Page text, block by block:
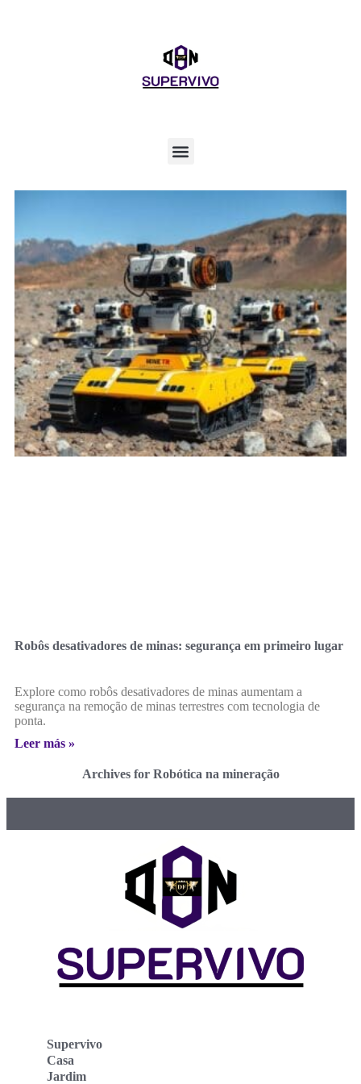
Robôs desativadores de minas: segurança em primeiro lugar
Explore como robôs desativadores de minas aumentam a
segurança na remoção de minas terrestres com tecnologia de
ponta.
Leer más »
Archives for Robótica na mineração
Supervivo
Casa
Jardim